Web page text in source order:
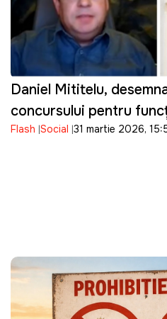
Daniel Mititelu,
concursului pentru
ANRE
Flash Social 31 martie 2026,